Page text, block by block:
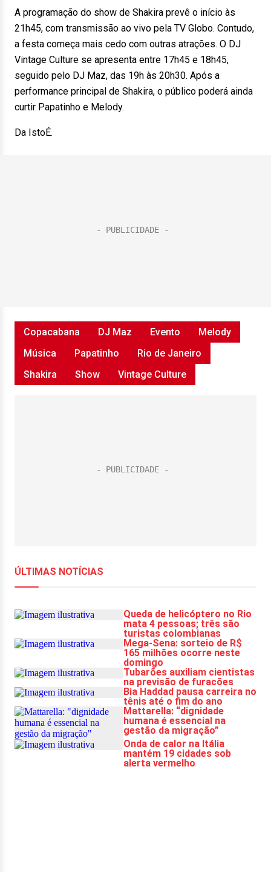
A programação do show de Shakira prevê o início às
21h45, com transmissão ao vivo pela TV Globo. Contudo,
a festa começa mais cedo com outras atrações. O DJ
Vintage Culture se apresenta entre 17h45 e 18h45,
seguido pelo DJ Maz, das 19h às 20h30. Após a
performance principal de Shakira, o público poderá ainda
curtir Papatinho e Melody.
Da IstoÉ.
Copacabana DJ Maz Evento
Melody
Música
Papatinho
Rio de Janeiro
Shakira
Show Vintage Culture